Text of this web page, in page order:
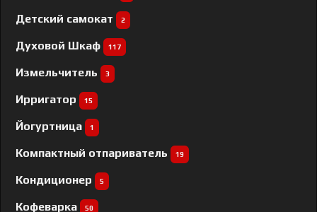
Детский самокат 2
Духовой Шкаф 117
Измельчитель 3
Ирригатор 15
Йогуртница 1
Компактный отпариватель 19
Кондиционер 5
Кофеварка 50